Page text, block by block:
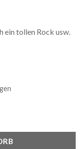
ein tollen Rock usw.